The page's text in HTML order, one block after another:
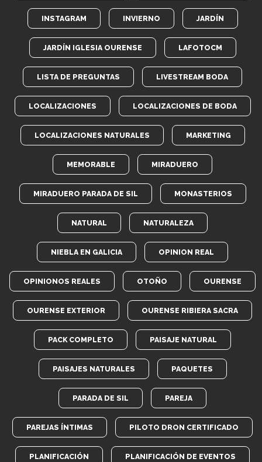
INSTAGRAM INVIERNO JARDÍN
JARDÍN IGLESIA OURENSE LAFOTOCM
LISTA DE PREGUNTAS LIVESTREAM BODA
LOCALIZACIONES LOCALIZACIONES DE BODA
LOCALIZACIONES NATURALES MARKETING
MEMORABLE MIRADUERO
MIRADUERO PARADA DE SIL MONASTERIOS
NATURAL NATURALEZA
NIEBLA EN GALICIA OPINION REAL
OPINIONOS REALES OTOÑO OURENSE
OURENSE EXTERIOR OURENSE RIBIERA SACRA
PACK COMPLETO PAISAJE NATURAL
PAISAJES NATURALES PAQUETES
PARADA DE SIL PAREJA
PAREJAS ÍNTIMAS PILOTO DRON CERTIFICADO
PLANIFICACIÓN PLANIFICACIÓN DE EVENTOS